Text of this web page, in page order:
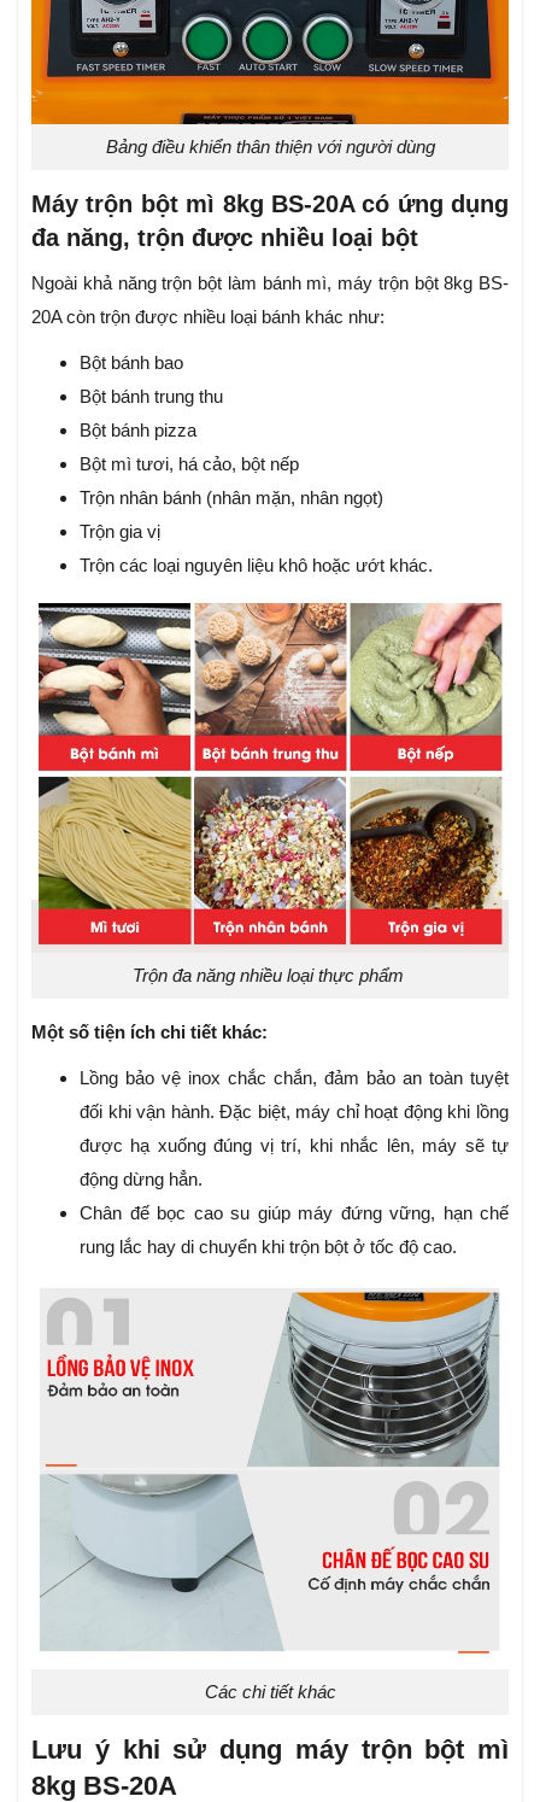
Bảng điều khiển thân thiện với người dùng
Máy trộn bột mì 8kg BS-20A có ứng dụng
đa năng, trộn được nhiều loại bột
Ngoài khả năng trộn bột làm bánh mì, máy trộn bột 8kg BS-
20A còn trộn được nhiều loại bánh khác như:
Bột bánh bao
Bột bánh trung thu
Bột bánh pizza
Bột mì tươi, há cảo, bột nếp
Trộn nhân bánh (nhân mặn, nhân ngọt)
Trộn gia vị
Trộn các loại nguyên liệu khô hoặc ướt khác.
Trộn đa năng nhiều loại thực phẩm
Một số tiện ích chi tiết khác:
Lồng bảo vệ inox chắc chắn, đảm bảo an toàn tuyệt
đối khi vận hành. Đặc biệt, máy chỉ hoạt động khi lồng
được hạ xuống đúng vị trí, khi nhắc lên, máy sẽ tự
động dừng hẳn.
Chân đế bọc cao su giúp máy đứng vững, hạn chế
rung lắc hay di chuyển khi trộn bột ở tốc độ cao.
Các chi tiết khác
Lưu ý khi sử dụng máy trộn bột mì
8kg BS-20A